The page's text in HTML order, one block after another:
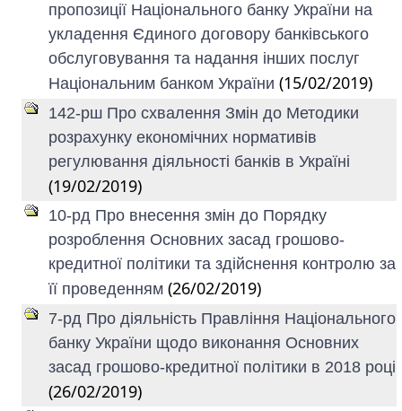
пропозиції Національного банку України на
укладення Єдиного договору банківського
обслуговування та надання інших послуг
Національним банком України (15/02/2019)
142-рш Про схвалення Змін до Методики
розрахунку економічних нормативів
регулювання діяльності банків в Україні
(19/02/2019)
10-рд Про внесення змін до Порядку
розроблення Основних засад грошово-
кредитної політики та здійснення контролю за
її проведенням (26/02/2019)
7-рд Про діяльність Правління Національного
банку України щодо виконання Основних
засад грошово-кредитної політики в 2018 році
(26/02/2019)